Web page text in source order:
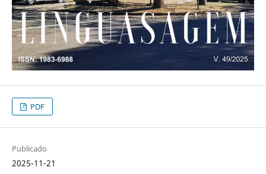
PDF
Publicado
2025-11-21